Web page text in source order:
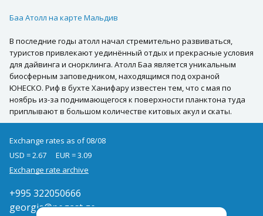
Баа Атолл на карте Мальдив
В последние годы атолл начал стремительно развиваться,
туристов привлекают уединённый отдых и прекрасные условия
для дайвинга и снорклинга. Атолл Баа является уникальным
биосферным заповедником, находящимся под охраной
ЮНЕСКО. Риф в бухте Ханифару известен тем, что с мая по
ноябрь из-за поднимающегося к поверхности планктона туда
приплывают в большом количестве китовых акул и скаты.
Exchange rates as of 08/08
USD = 2.67
EUR = 3.09
Exchange rate archive
+995 322050666
georgia@pegast.ge